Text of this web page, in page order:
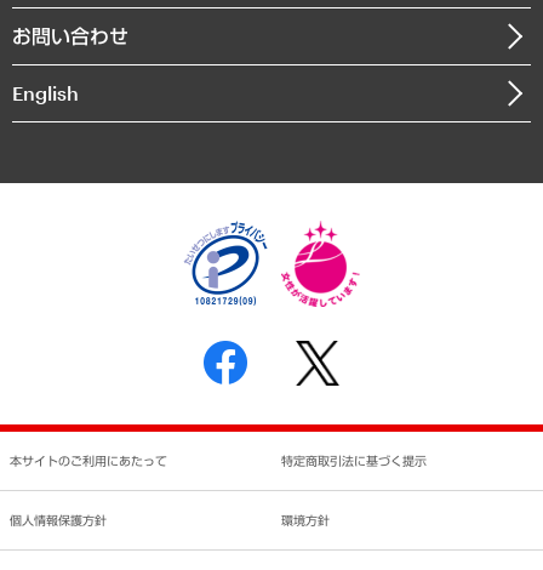
自然資源・農林水産業・食料システム
組織図・本部部室紹介
インドネシア現地法人
個人情報保護方針
反社会的勢力に対する基本方針
書面による個人情報の開示等の請求の手続きについて
お問い合わせ
English
本サイトのご利用にあたって 特定商取引法に基づく提示
個人情報保護方針 環境方針